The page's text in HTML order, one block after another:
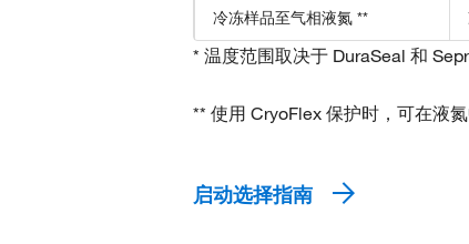
冷冻样品至气相液氮 **
* 温度范围取决于 DuraSeal 和
** 使用 CryoFlex 保护时，可在液
启动选择指南